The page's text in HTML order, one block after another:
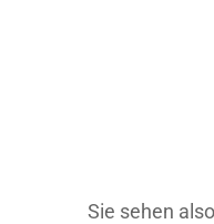
Sie sehen